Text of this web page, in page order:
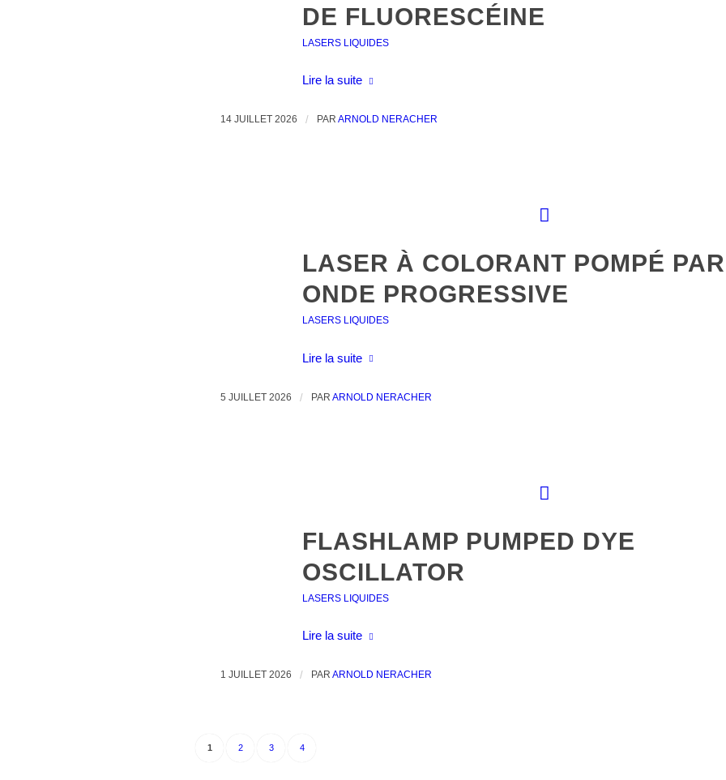
DE FLUORESCÉINE
LASERS LIQUIDES
Lire la suite
14 JUILLET 2026 / PAR ARNOLD NERACHER
LASER À COLORANT POMPÉ PAR
ONDE PROGRESSIVE
LASERS LIQUIDES
Lire la suite
5 JUILLET 2026 / PAR ARNOLD NERACHER
FLASHLAMP PUMPED DYE
OSCILLATOR
LASERS LIQUIDES
Lire la suite
1 JUILLET 2026 / PAR ARNOLD NERACHER
1 2 3 4